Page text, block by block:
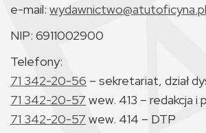
e-mail: wydawnictwo@atutoficyna.pl
NIP: 6911002900
Telefony:
71 342-20-56 – sekretariat, dział
71 342-20-57 wew. 413 – redakcja i
71 342-20-57 wew. 414 – DTP